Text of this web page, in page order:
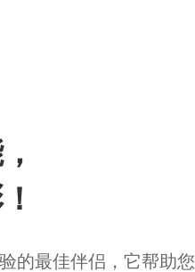
的最佳伴侣，它帮助您